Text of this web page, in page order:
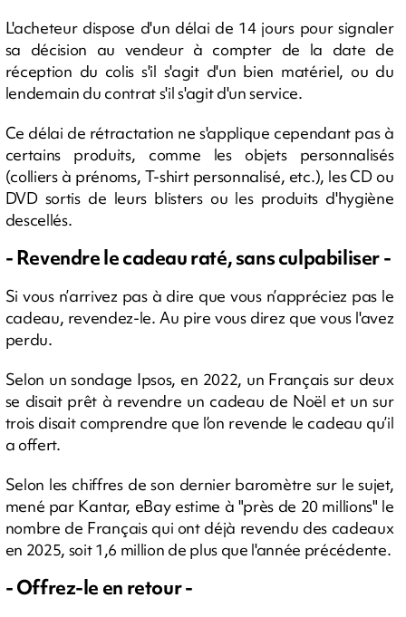
L'acheteur dispose d'un délai de 14 jours pour signaler
sa décision au vendeur à compter de la date de
réception du colis s'il s'agit d'un bien matériel, ou du
lendemain du contrat s'il s'agit d'un service.
Ce délai de rétractation ne s'applique cependant pas à
certains produits, comme les objets personnalisés
(colliers à prénoms, T-shirt personnalisé, etc.), les CD ou
DVD sortis de leurs blisters ou les produits d'hygiène
descellés.
- Revendre le cadeau raté, sans culpabiliser -
Si vous n’arrivez pas à dire que vous n’appréciez pas le
cadeau, revendez-le. Au pire vous direz que vous l'avez
perdu.
Selon un sondage Ipsos, en 2022, un Français sur deux
se disait prêt à revendre un cadeau de Noël et un sur
trois disait comprendre que l’on revende le cadeau qu’il
a offert.
Selon les chiffres de son dernier baromètre sur le sujet,
mené par Kantar, eBay estime à "près de 20 millions" le
nombre de Français qui ont déjà revendu des cadeaux
en 2025, soit 1,6 million de plus que l'année précédente.
- Offrez-le en retour -